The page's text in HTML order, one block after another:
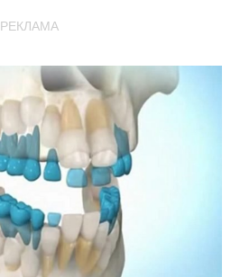
РЕКЛАМА